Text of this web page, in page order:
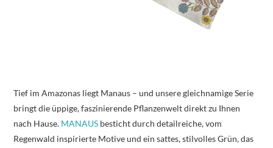
Tief im Amazonas liegt Manaus – und unsere gleichnamige Serie
bringt die üppige, faszinierende Pflanzenwelt direkt zu Ihnen
nach Hause. MANAUS besticht durch detailreiche, vom
Regenwald inspirierte Motive und ein sattes, stilvolles Grün, das